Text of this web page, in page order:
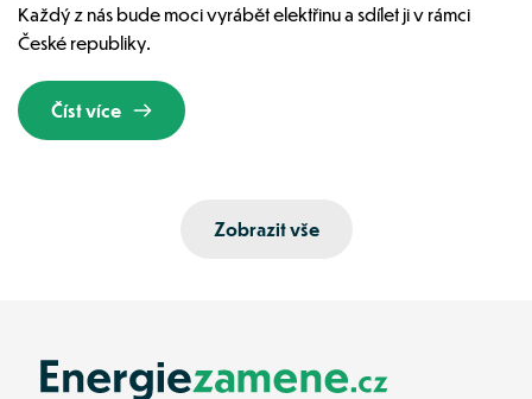
Každý z nás bude moci vyrábět elektřinu a sdílet ji v rámci
České republiky.
Číst více
Zobrazit vše